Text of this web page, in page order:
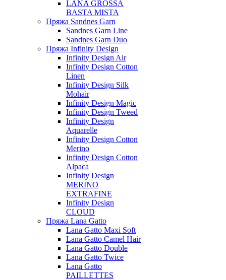
LANA GROSSA
BASTA MISTA
Пряжа Sandnes Garn
Sandnes Garn Line
Sandnes Garn Duo
Пряжа Infinity Design
Infinity Design Air
Infinity Design Cotton
Linen
Infinity Design Silk
Mohair
Infinity Design Magic
Infinity Design Tweed
Infinity Design
Aquarelle
Infinity Design Cotton
Merino
Infinity Design Cotton
Alpaca
Infinity Design
MERINO
EXTRAFINE
Infinity Design
CLOUD
Пряжа Lana Gatto
Lana Gatto Maxi Soft
Lana Gatto Camel Hair
Lana Gatto Double
Lana Gatto Twice
Lana Gatto
PAILLETTES